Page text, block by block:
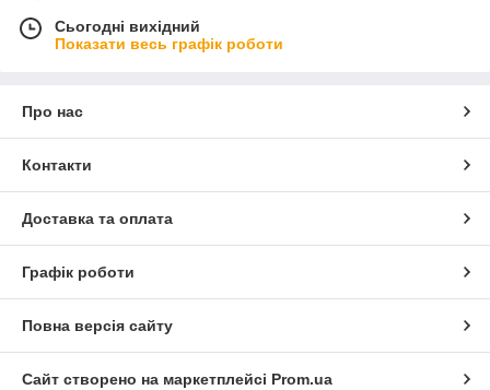
Сьогодні вихідний
Показати весь графік роботи
Про нас
Контакти
Доставка та оплата
Графік роботи
Повна версія сайту
Сайт створено на маркетплейсі Prom.ua